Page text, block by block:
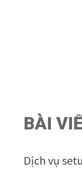
BÀI
Dịch vụ